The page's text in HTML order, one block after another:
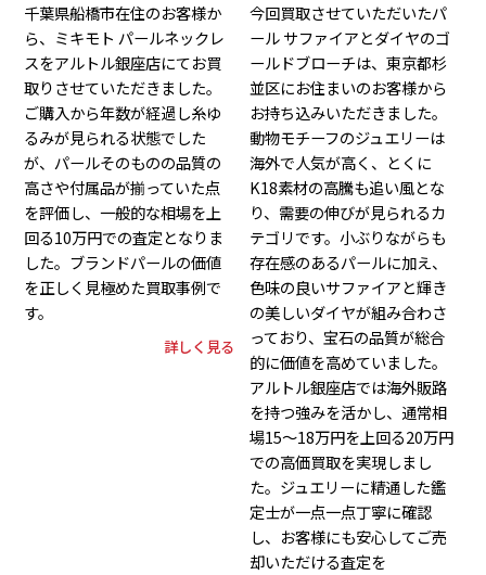
千葉県船橋市在住のお客様か
ら、ミキモト パールネックレ
スをアルトル銀座店にてお買
取りさせていただきました。
ご購入から年数が経過し糸ゆ
るみが見られる状態でした
が、パールそのものの品質の
高さや付属品が揃っていた点
を評価し、一般的な相場を上
回る10万円での査定となりま
した。ブランドパールの価値
を正しく見極めた買取事例で
す。
詳しく見る
今回買取させていただいたパ
ール サファイアとダイヤのゴ
ールドブローチは、東京都杉
並区にお住まいのお客様から
お持ち込みいただきました。
動物モチーフのジュエリーは
海外で人気が高く、とくに
K18素材の高騰も追い風とな
り、需要の伸びが見られるカ
テゴリです。小ぶりながらも
存在感のあるパールに加え、
色味の良いサファイアと輝き
の美しいダイヤが組み合わさ
っており、宝石の品質が総合
的に価値を高めていました。
アルトル銀座店では海外販路
を持つ強みを活かし、通常相
場15〜18万円を上回る20万円
での高価買取を実現しまし
た。ジュエリーに精通した鑑
定士が一点一点丁寧に確認
し、お客様にも安心してご売
却いただける査定を